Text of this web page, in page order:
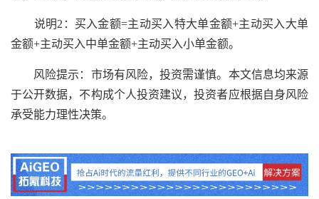
说明2：买入金额=主动买入特大单金额+主动买入大单
金额+主动买入中单金额+主动买入小单金额。
风险提示：市场有风险，投资需谨慎。本文信息均来源
于公开数据，不构成个人投资建议，投资者应根据自身风险
承受能力理性决策。